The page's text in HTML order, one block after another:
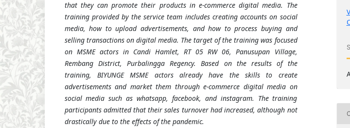
that they can promote their products in e-commerce digital media. The
training provided by the service team includes creating accounts on social
media, how to upload advertisements, and how to process buying and
selling transactions on digital media. The target of the training was focused
on MSME actors in Candi Hamlet, RT 05 RW 06, Panusupan Village,
Rembang District, Purbalingga Regency. Based on the results of the
training, BIYUNGE MSME actors already have the skills to create
advertisements and market them through e-commerce digital media on
social media such as whatsapp, facebook, and instagram. The training
participants admitted that their sales turnover had increased, although not
drastically due to the effects of the pandemic.